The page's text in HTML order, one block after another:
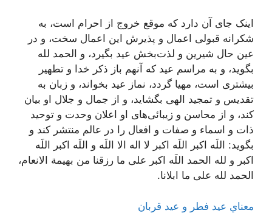
اينک جاى آن دارد که موقع خروج از احرام است، به
شکرانه قبولى اعمال و پذيرش اين اعمال سخت، و در
عين حال شيرين و لذت‌بخش عيد بگيرد، و الحمد لله
بگويد، و به مراسم عيد که آنهم باز ذکر خدا و تطهير
بيشترى است، مهيا گردد، نماز عيد بخواند، و زبان به
تقديس و تمجيد الهى بگشايد، و از جمال و جلال او بيان
کند، و از محاسن و زيبائى‌هاى او اعلان وحدت و توحيد
ذات و اسماء و صفات و افعال را در عالم منتشر کند و
بگويد: اللَه اکبر اللَه اکبر لا اله الا اللَه و اللَه اکبر اللَه
اکبر و لله الحمد اللَه اکبر على ما رزقنا من بهيمة الانعام،
الحمد لله على ما ابلانا.
معناي‌ عيد فطر و عيد قربان